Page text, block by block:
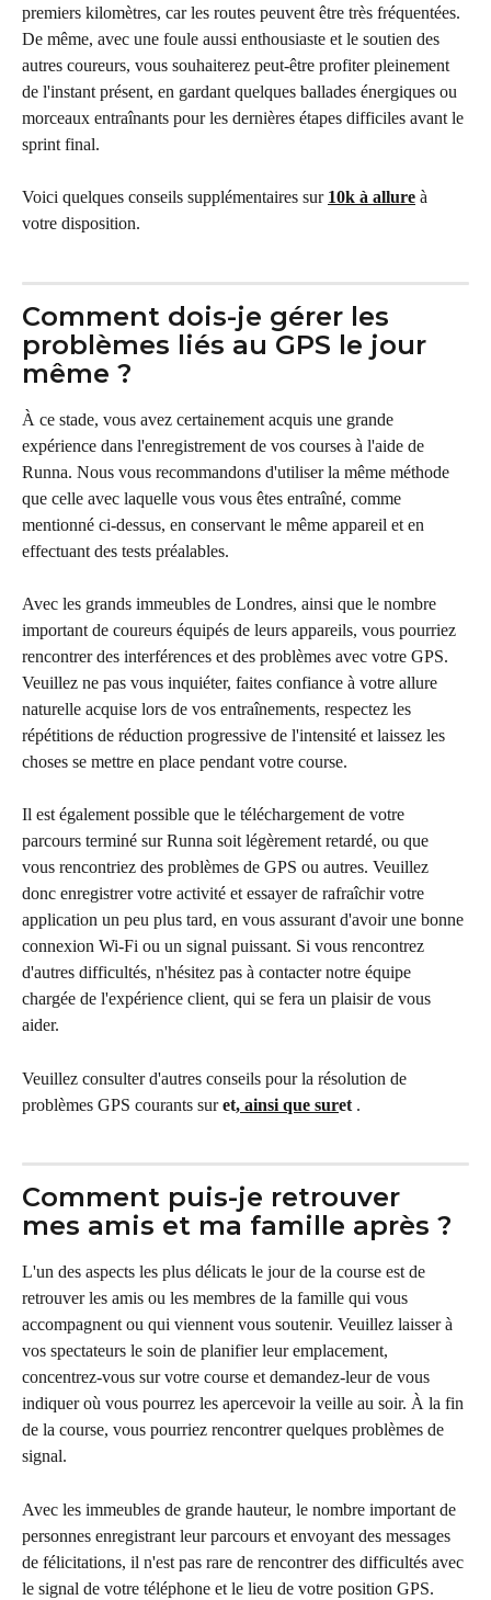
premiers kilomètres, car les routes peuvent être très fréquentées.
De même, avec une foule aussi enthousiaste et le soutien des
autres coureurs, vous souhaiterez peut-être profiter pleinement
de l'instant présent, en gardant quelques ballades énergiques ou
morceaux entraînants pour les dernières étapes difficiles avant le
sprint final.
Voici quelques conseils supplémentaires sur 10k à allure à
votre disposition.
Comment dois-je gérer les
problèmes liés au GPS le jour
même ?
À ce stade, vous avez certainement acquis une grande
expérience dans l'enregistrement de vos courses à l'aide de
Runna. Nous vous recommandons d'utiliser la même méthode
que celle avec laquelle vous vous êtes entraîné, comme
mentionné ci-dessus, en conservant le même appareil et en
effectuant des tests préalables.
Avec les grands immeubles de Londres, ainsi que le nombre
important de coureurs équipés de leurs appareils, vous pourriez
rencontrer des interférences et des problèmes avec votre GPS.
Veuillez ne pas vous inquiéter, faites confiance à votre allure
naturelle acquise lors de vos entraînements, respectez les
répétitions de réduction progressive de l'intensité et laissez les
choses se mettre en place pendant votre course.
Il est également possible que le téléchargement de votre
parcours terminé sur Runna soit légèrement retardé, ou que
vous rencontriez des problèmes de GPS ou autres. Veuillez
donc enregistrer votre activité et essayer de rafraîchir votre
application un peu plus tard, en vous assurant d'avoir une bonne
connexion Wi-Fi ou un signal puissant. Si vous rencontrez
d'autres difficultés, n'hésitez pas à contacter notre équipe
chargée de l'expérience client, qui se fera un plaisir de vous
aider.
Veuillez consulter d'autres conseils pour la résolution de
problèmes GPS courants sur et, ainsi que suret .
Comment puis-je retrouver
mes amis et ma famille après ?
L'un des aspects les plus délicats le jour de la course est de
retrouver les amis ou les membres de la famille qui vous
accompagnent ou qui viennent vous soutenir. Veuillez laisser à
vos spectateurs le soin de planifier leur emplacement,
concentrez-vous sur votre course et demandez-leur de vous
indiquer où vous pourrez les apercevoir la veille au soir. À la fin
de la course, vous pourriez rencontrer quelques problèmes de
signal.
Avec les immeubles de grande hauteur, le nombre important de
personnes enregistrant leur parcours et envoyant des messages
de félicitations, il n'est pas rare de rencontrer des difficultés avec
le signal de votre téléphone et le lieu de votre position GPS.